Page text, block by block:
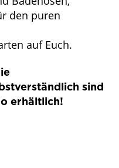
den puren
auf Euch.
sind
erhältlich!